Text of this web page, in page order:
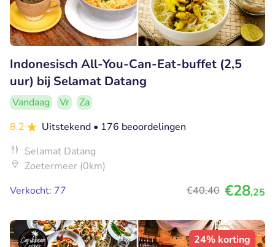
Indonesisch All-You-Can-Eat-buffet (2,5
uur) bij Selamat Datang
Vandaag Vr
Za
8.2
Uitstekend • 176 beoordelingen
Selamat Datang
Zoetermeer (0km)
Verkocht: 77
€40,40 €28,25
24% korting